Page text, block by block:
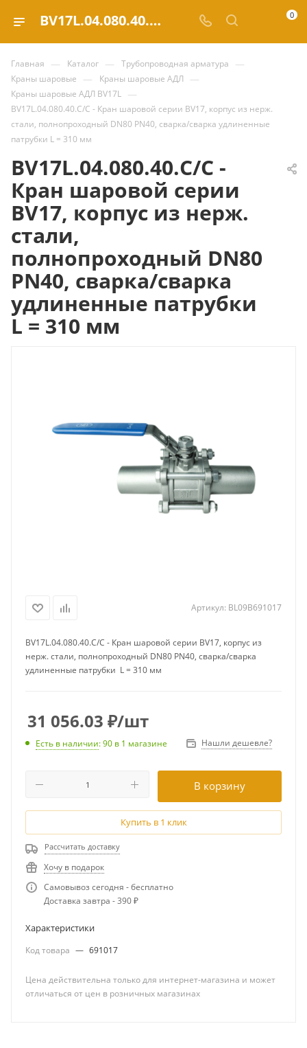
BV17L.04.080.40.С/С - Кран шаровой серии BV17, корпус из нерж. стали, полнопроходный DN80 PN40, сварка/сварка удлиненные патрубки L = 310 мм купить за 31 056.03 ₽ | Valve.ru 0
Главная — Каталог — Трубопроводная арматура —
Краны шаровые — Краны шаровые АДЛ —
Краны шаровые АДЛ BV17L —
BV17L.04.080.40.С/С - Кран шаровой серии BV17, корпус из нерж.
стали, полнопроходный DN80 PN40, сварка/сварка удлиненные
патрубки L = 310 мм
BV17L.04.080.40.С/С -
Кран шаровой серии
BV17, корпус из нерж.
стали,
полнопроходный DN80
PN40, сварка/сварка
удлиненные патрубки
L = 310 мм
Артикул: BL09B691017
BV17L.04.080.40.С/С - Кран шаровой серии BV17, корпус из
нерж. стали, полнопроходный DN80 PN40, сварка/сварка
удлиненные патрубки L = 310 мм
31 056.03 ₽/шт
Есть в наличии: 90 в 1 магазине Нашли дешевле?
В корзину
Купить в 1 клик
Рассчитать доставку
Хочу в подарок
Самовывоз сегодня - бесплатно
Доставка завтра - 390 ₽
Характеристики
Код товара — 691017
Цена действительна только для интернет-магазина и может
отличаться от цен в розничных магазинах